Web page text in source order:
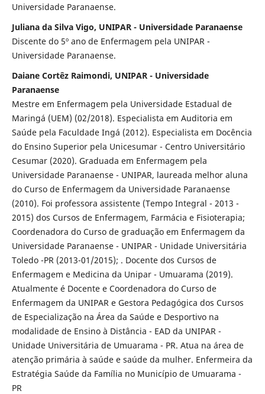
Universidade Paranaense.
Juliana da Silva Vigo, UNIPAR - Universidade Paranaense
Discente do 5º ano de Enfermagem pela UNIPAR -
Universidade Paranaense.
Daiane Cortêz Raimondi, UNIPAR - Universidade
Paranaense
Mestre em Enfermagem pela Universidade Estadual de
Maringá (UEM) (02/2018). Especialista em Auditoria em
Saúde pela Faculdade Ingá (2012). Especialista em Docência
do Ensino Superior pela Unicesumar - Centro Universitário
Cesumar (2020). Graduada em Enfermagem pela
Universidade Paranaense - UNIPAR, laureada melhor aluna
do Curso de Enfermagem da Universidade Paranaense
(2010). Foi professora assistente (Tempo Integral - 2013 -
2015) dos Cursos de Enfermagem, Farmácia e Fisioterapia;
Coordenadora do Curso de graduação em Enfermagem da
Universidade Paranaense - UNIPAR - Unidade Universitária
Toledo -PR (2013-01/2015); . Docente dos Cursos de
Enfermagem e Medicina da Unipar - Umuarama (2019).
Atualmente é Docente e Coordenadora do Curso de
Enfermagem da UNIPAR e Gestora Pedagógica dos Cursos
de Especialização na Área da Saúde e Desportivo na
modalidade de Ensino à Distância - EAD da UNIPAR -
Unidade Universitária de Umuarama - PR. Atua na área de
atenção primária à saúde e saúde da mulher. Enfermeira da
Estratégia Saúde da Família no Município de Umuarama -
PR